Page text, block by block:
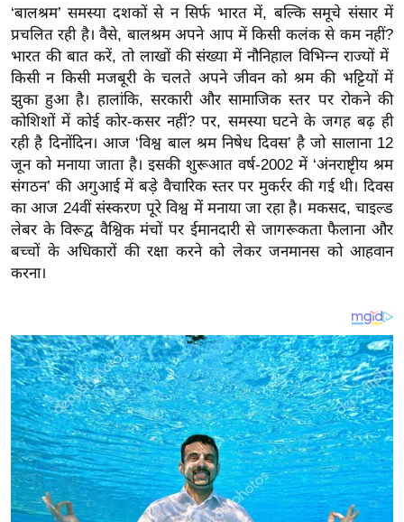
ग
त
वि
शे
ष
ज्ञ
रा
य
ब
ज
ट
खे
क्रि
के
ट
I
P
L
2
0
‘बालश्रम’ समस्या दशकों से न सिर्फ भारत में, बल्कि समूचे संसार में
प्रचलित रही है। वैसे, बालश्रम अपने आप में किसी कलंक से कम नहीं?
भारत की बात करें, तो लाखों की संख्या में नौनिहाल विभिन्न राज्यों में
किसी न किसी मजबूरी के चलते अपने जीवन को श्रम की भट्टियों में
झुका हुआ है। हालांकि, सरकारी और सामाजिक स्तर पर रोकने की
कोशिशों में कोई कोर-कसर नहीं? पर, समस्या घटने के जगह बढ़ ही
रही है दिनोंदिन। आज ‘विश्व बाल श्रम निषेध दिवस’ है जो सालाना 12
जून को मनाया जाता है। इसकी शुरूआत वर्ष-2002 में ‘अंनराष्टृीय श्रम
संगठन’ की अगुआई में बड़े वैचारिक स्तर पर मुकर्रर की गई थी। दिवस
का आज 24वीं संस्करण पूरे विश्व में मनाया जा रहा है। मकसद, चाइल्ड
लेबर के विरूद्व वैश्विक मंचों पर ईमानदारी से जागरूकता फैलाना और
बच्चों के अधिकारों की रक्षा करने को लेकर जनमानस को आहवान
करना।